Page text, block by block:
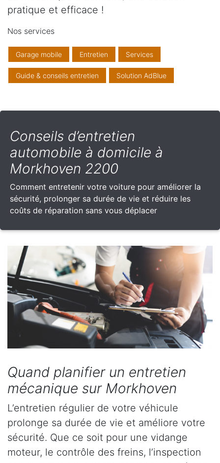
pratique et efficace !
Nos services
Garage mobile Entretien Services
Guide & conseils entretien Solution AdBlue
Conseils d’entretien
automobile à domicile à
Morkhoven 2200
Comment entretenir votre voiture pour améliorer la
sécurité, prolonger sa durée de vie et réduire les
coûts de réparation sans vous déplacer
Quand planifier un entretien
mécanique sur Morkhoven
L’entretien régulier de votre véhicule
prolonge sa durée de vie et améliore votre
sécurité. Que ce soit pour une vidange
moteur, le contrôle des freins, l’inspection